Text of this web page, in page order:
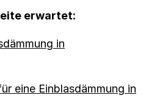
erwartet:
in
eine Einblasdämmung in